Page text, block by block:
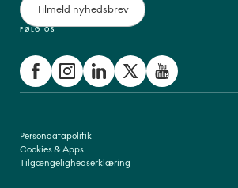
FØLG OS
Tilmeld nyhedsbrev
Persondatapolitik
Cookies & Apps
Tilgængelighedserklæring